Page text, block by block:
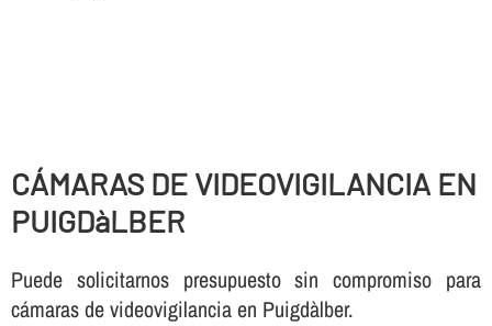
CÁMARAS DE VIDEOVIGILANCIA EN
PUIGDàLBER
Puede solicitarnos presupuesto sin compromiso para
cámaras de videovigilancia en Puigdàlber.